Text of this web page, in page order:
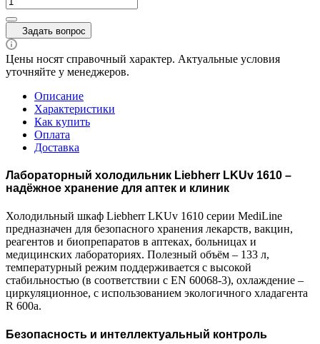
Задать вопрос
Цены носят справочный характер. Актуальные условия
уточняйте у менеджеров.
Описание
Характеристики
Как купить
Оплата
Доставка
Лабораторный холодильник Liebherr LKUv 1610 –
надёжное хранение для аптек и клиник
Холодильный шкаф Liebherr LKUv 1610 серии MediLine
предназначен для безопасного хранения лекарств, вакцин,
реагентов и биопрепаратов в аптеках, больницах и
медицинских лабораториях. Полезный объём – 133 л,
температурный режим поддерживается с высокой
стабильностью (в соответствии с EN 60068-3), охлаждение –
циркуляционное, с использованием экологичного хладагента
R 600a.
Безопасность и интеллектуальный контроль